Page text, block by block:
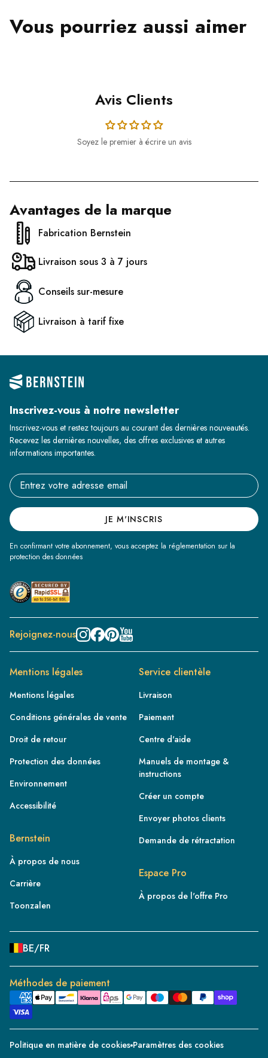
Vous pourriez aussi aimer
Avis Clients
Soyez le premier à écrire un avis
Avantages de la marque
Fabrication Bernstein
Livraison sous 3 à 7 jours
Conseils sur-mesure
Livraison à tarif fixe
Inscrivez-vous à notre newsletter
Inscrivez-vous et restez toujours au courant des dernières nouveautés.
Recevez les dernières nouvelles, des offres exclusives et autres
informations importantes.
Email address
JE M'INSCRIS
En confirmant votre abonnement, vous acceptez la réglementation sur la
protection des données
Rejoignez-nous
Mentions légales
Mentions légales
Conditions générales de vente
Droit de retour
Protection des données
Environnement
Accessibilité
Bernstein
À propos de nous
Carrière
Toonzalen
Service clientèle
Livraison
Paiement
Centre d'aide
Manuels de montage &
instructions
Créer un compte
Envoyer photos clients
Demande de rétractation
Espace Pro
À propos de l'offre Pro
BE/FR
IE
IT
NL
ES
DE
CH/DE
DK
Méthodes de paiement
Politique en matière de cookies Paramètres des cookies